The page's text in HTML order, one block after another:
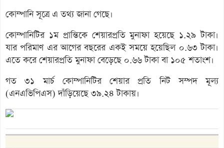
কোম্পানি সূত্রে এ তথ্য জানা গেছে।
কোম্পানিটির ১ম প্রান্তিকে শেয়ারপ্রতি মুনাফা হয়েছে ১.২৯ টাকা।
যার পরিমাণ এর আগের বছরের একই সময়ে হয়েছিল ০.৬৩ টাকা।
এতে করে শেয়ারপ্রতি মুনাফা বেড়েছে ০.৬৬ টাকা বা ১০৫ শতাংশ।
গত ৩১ মার্চ কোম্পানিটির শেয়ার প্রতি নিট সম্পদ মূল্য
(এনএভিপিএস) দাঁড়িয়েছে ৩৯.২৪ টাকায়।